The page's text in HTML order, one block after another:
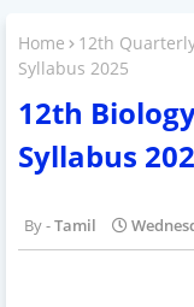
Home 12th
Syllabus 2025
12th
Syllabus
Tamil